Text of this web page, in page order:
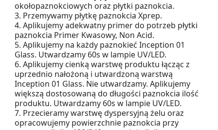
okołopaznokciowych oraz płytki paznokcia.
3. Przemywamy płytkę paznokcia Xprep.
4. Aplikujemy adekwatny primer do potrzeb płytki
paznokcia Primer Kwasowy, Non Acid.
5. Aplikujemy na każdy paznokieć Inception 01
Glass. Utwardzamy 60s w lampie UV/LED.
6. Aplikujemy cienką warstwę produktu łącząc z
uprzednio nałożoną i utwardzoną warstwą
Inception 01 Glass. Nie utwardzamy. Aplikujemy
większą dostosowaną do długości paznokcia ilość
produktu. Utwardzamy 60s w lampie UV/LED.
7. Przecieramy warstwę dyspersyjną żelu oraz
opracowujemy powierzchnie paznokcia przy